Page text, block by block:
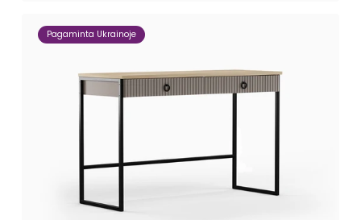
Pagaminta Ukrainoje